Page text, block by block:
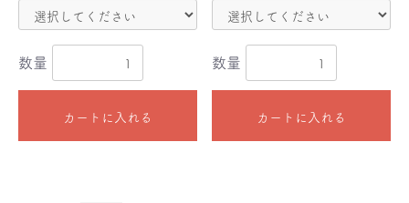
数量
カートに入れる
数量
カートに入れる